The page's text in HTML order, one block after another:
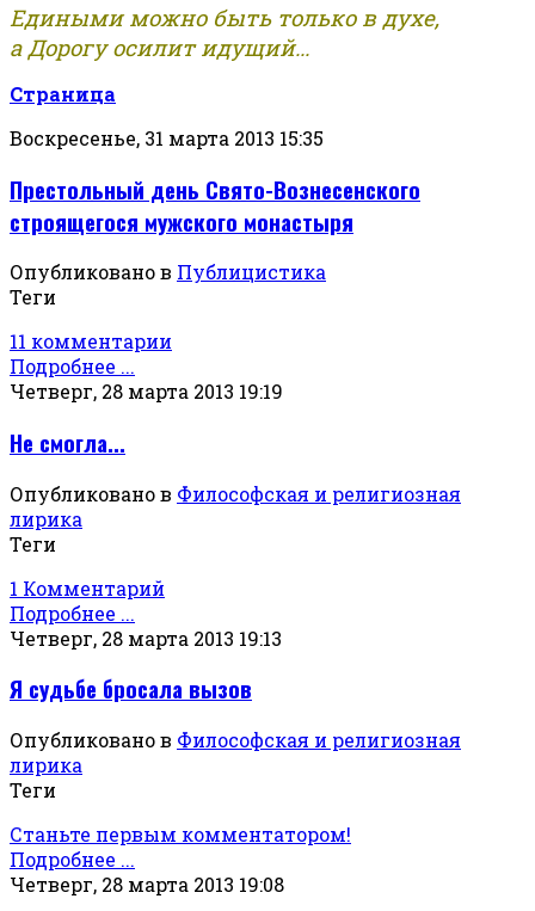
Едиными можно быть только в духе,
а Дорогу осилит идущий...
Страница
Воскресенье, 31 марта 2013 15:35
Престольный день Свято-Вознесенского
строящегося мужского монастыря
Опубликовано в Публицистика
Теги
11 комментарии
Подробнее ...
Четверг, 28 марта 2013 19:19
Не смогла...
Опубликовано в Философская и религиозная
лирика
Теги
1 Комментарий
Подробнее ...
Четверг, 28 марта 2013 19:13
Я судьбе бросала вызов
Опубликовано в Философская и религиозная
лирика
Теги
Станьте первым комментатором!
Подробнее ...
Четверг, 28 марта 2013 19:08